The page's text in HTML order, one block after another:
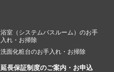
浴室（システムバスルーム）のお手
入れ・お掃除
洗面化粧台のお手入れ・お掃除
延長保証制度のご案内・お申込